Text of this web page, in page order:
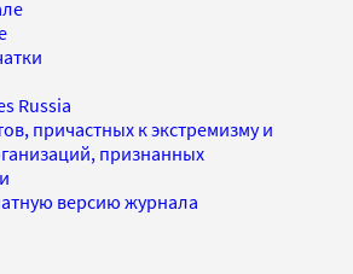
Russia
причастных к экстремизму и
признанных
версию журнала